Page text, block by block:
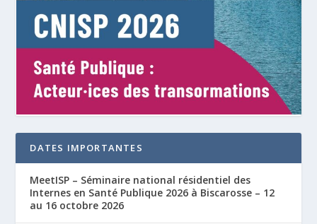
DATES IMPORTANTES
MeetISP – Séminaire national résidentiel des
Internes en Santé Publique 2026 à Biscarosse – 12
au 16 octobre 2026